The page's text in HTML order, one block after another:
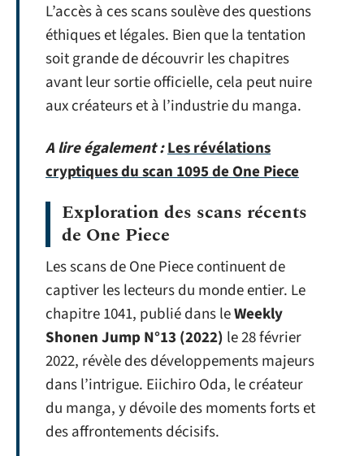
L’accès à ces scans soulève des questions
éthiques et légales. Bien que la tentation
soit grande de découvrir les chapitres
avant leur sortie officielle, cela peut nuire
aux créateurs et à l’industrie du manga.
A lire également :Les révélations
cryptiques du scan 1095 de One Piece
Exploration des scans récents
de One Piece
Les scans de One Piece continuent de
captiver les lecteurs du monde entier. Le
chapitre 1041, publié dans leWeekly
Shonen Jump N°13 (2022) le 28 février
2022, révèle des développements majeurs
dans l’intrigue. Eiichiro Oda, le créateur
du manga, y dévoile des moments forts et
des affrontements décisifs.